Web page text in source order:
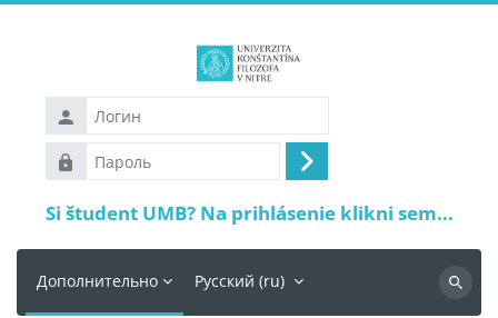
Логин
Пароль
Вход
Si študent UMB? Na prihlásenie klikni sem...
Дополнительно Русский ‎(ru)‎
Поиск